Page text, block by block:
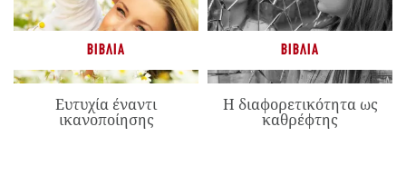
ΒΙΒΛΊΑ
Ευτυχία έναντι
ικανοποίησης
ΒΙΒΛΊΑ
Η διαφορετικότητα ως
καθρέφτης